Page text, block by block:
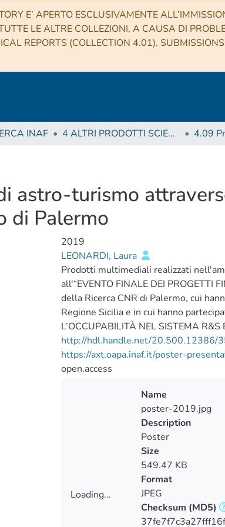
E’ APERTO ESCLUSIVAMENTE
LE ALTRE COLLEZIONI, A CAUSA DI
REPORTS (COLLECTION 4.01).
INAF 4 ALTRI PRODOTTI SCIENTIFICI (Other scientific products) 4.09
astro-turismo
di Palermo
2019
LEONARDI, Laura
Prodotti multimediali realizzati
all'“EVENTO FINALE DEI PROGETTI
della Ricerca CNR di Palermo, cui
Regione Sicilia e in cui hanno
L’OCCUPABILITÀ NEL SISTEMA
http://hdl.handle.net/20.500.12386/
https://axt.oapa.inaf.it/poster-
open.access
Loading...
Name
poster-2019.jpg
Description
Poster
Size
549.47 KB
Format
JPEG
Checksum (MD5)